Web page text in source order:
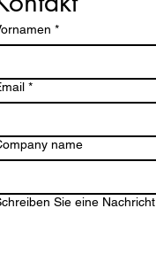
*
*
name
Sie eine Nachricht